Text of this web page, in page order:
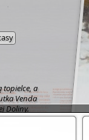
topielce, a
Venda
Doliny.
nocy, ale
i